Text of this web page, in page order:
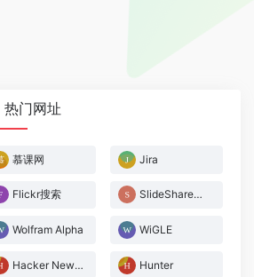
热门网址
慕课网 Jira
Flickr搜索 SlideShare搜索
Wolfram Alpha WiGLE
Hacker News搜索 Hunter